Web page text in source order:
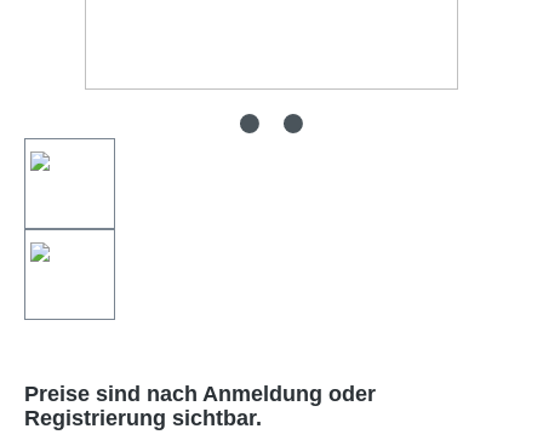
Preise sind nach Anmeldung oder
Registrierung sichtbar.